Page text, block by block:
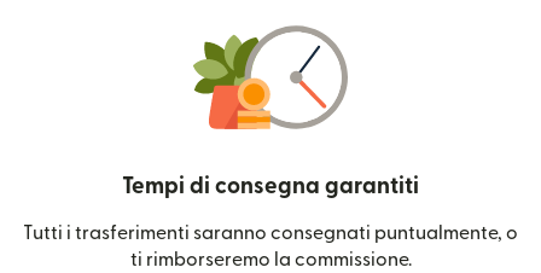
Tempi di consegna garantiti
Tutti i trasferimenti saranno consegnati puntualmente, o
ti rimborseremo la commissione.